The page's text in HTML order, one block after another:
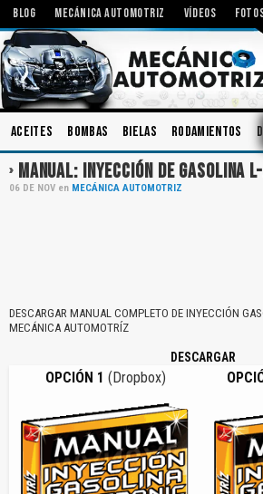
BLOG MECÁNICA AUTOMOTRIZ VÍDEOS
Aceites Bombas Bielas Rodamientos
MANUAL: INYECCIÓN DE GASOLINA
06 DE NOV en MECÁNICA AUTOMOTRIZ
DESCARGAR MANUAL COMPLETO DE INYECCIÓN
MECÁNICA AUTOMOTRÍZ
DESCARGAR
OPCIÓN 1 (Dropbox)